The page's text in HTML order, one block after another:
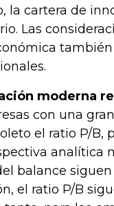
la cartera de
Las
moderna
con una
el ratio P/B,
analítica
balance
el ratio P/B